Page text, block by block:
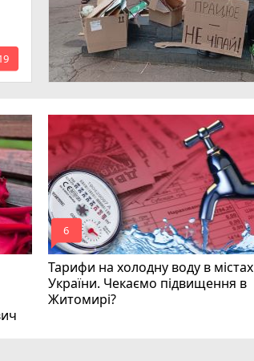
Тарифи на холодну воду в містах
України. Чекаємо підвищення в
Житомирі?
mode_comment
6